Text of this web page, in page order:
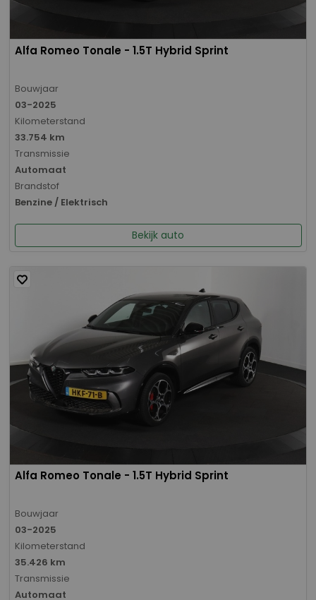
Alfa Romeo Tonale - 1.5T Hybrid Sprint
Bouwjaar
03-2025
Kilometerstand
33.754 km
Transmissie
Automaat
Brandstof
Benzine / Elektrisch
Bekijk auto
Alfa Romeo Tonale - 1.5T Hybrid Sprint
Bouwjaar
03-2025
Kilometerstand
35.426 km
Transmissie
Automaat